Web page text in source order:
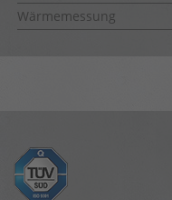
Wärmemessung